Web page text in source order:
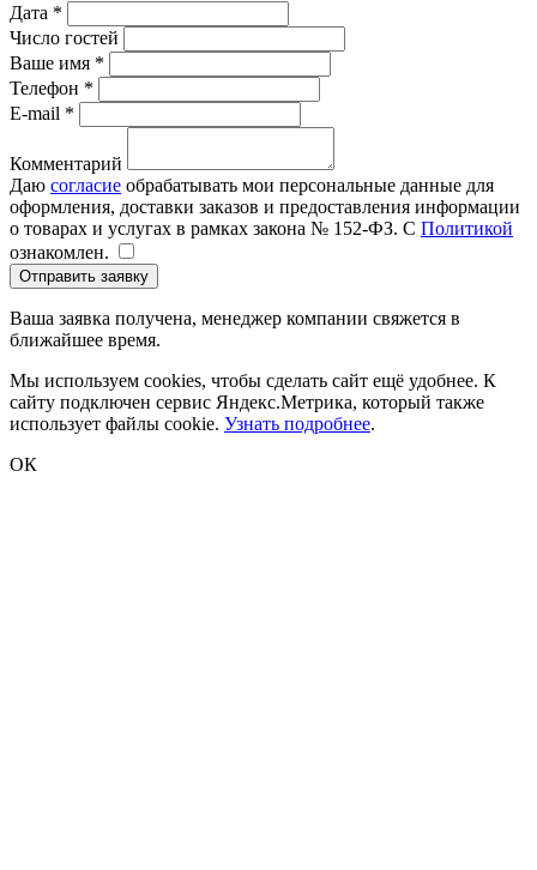
Дата *
Число гостей
Ваше имя *
Телефон *
E-mail *
Комментарий
Даю согласие обрабатывать мои персональные данные для
оформления, доставки заказов и предоставления информации
о товарах и услугах в рамках закона № 152-ФЗ. С Политикой
ознакомлен.
Отправить заявку
Ваша заявка получена, менеджер компании свяжется в
ближайшее время.
Мы используем cookies, чтобы сделать сайт ещё удобнее. К
сайту подключен сервис Яндекс.Метрика, который также
использует файлы cookie. Узнать подробнее.
ОК